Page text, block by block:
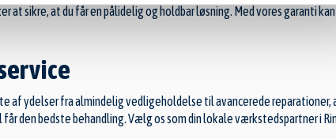
sikre, at du får en pålidelig og holdbar løsning. Med vores garanti
af ydelser fra almindelig vedligeholdelse til avancerede
den bedste behandling. Vælg os som din lokale værkstedspartner i